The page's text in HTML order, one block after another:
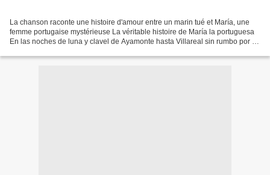
La chanson raconte une histoire d'amour entre un marin tué et María, une
femme portugaise mystérieuse La véritable histoire de María la portuguesa
En las noches de luna y clavel de Ayamonte hasta Villareal sin rumbo por el